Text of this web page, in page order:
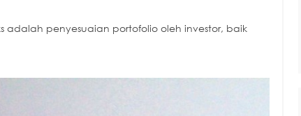
penyesuaian portofolio oleh investor, baik